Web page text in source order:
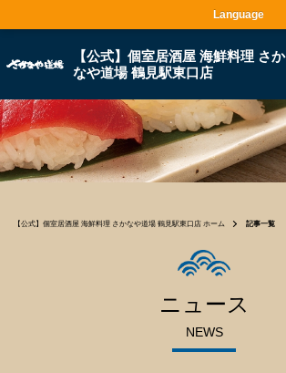
【公式】個室居酒屋 海鮮料理 さか
なや道場 鶴見駅東口店
【公式】個室居酒屋 海鮮料理 さかなや道場 鶴見駅東口店 ホーム 記事一覧
ニュース
NEWS
Language